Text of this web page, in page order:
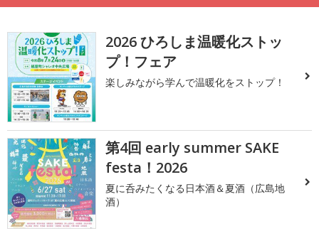
2026 ひろしま温暖化ストッ
プ！フェア
楽しみながら学んで温暖化をストップ！
第4回 early summer SAKE
festa！2026
夏に呑みたくなる日本酒＆夏酒（広島地
酒）